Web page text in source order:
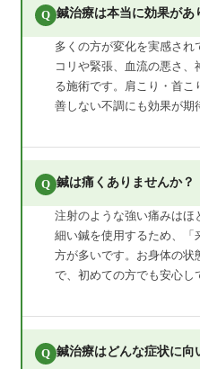
Q 鍼治療は本当に効果があ
多くの方が変化を実感さ
コリや緊張、血流の悪さ、
る施術です。肩こり・首こ
善しない不調にも効果が期
Q 鍼は痛くありませんか？
注射のような強い痛みはほ
細い鍼を使用するため、「
方が多いです。お身体の状
で、初めての方でも安心し
Q 鍼治療はどんな症状に向